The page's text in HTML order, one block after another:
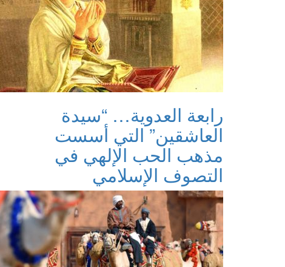
رابعة العدوية… “سيدة
العاشقين” التي أسست
مذهب الحب الإلهي في
التصوف الإسلامي